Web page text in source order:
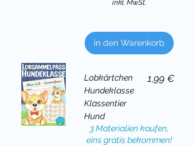
inkl. MwSt.
in den Warenkorb
Lobkärtchen
Hundeklasse
Klassentier
Hund
Preis
1,99 €
3 Materialien kaufen,
eins gratis bekommen!